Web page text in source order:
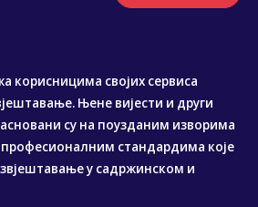
корисницима својих сервиса
Њене вијести и други
су на поузданим изворима
професионалним стандардима које
у садржинском и